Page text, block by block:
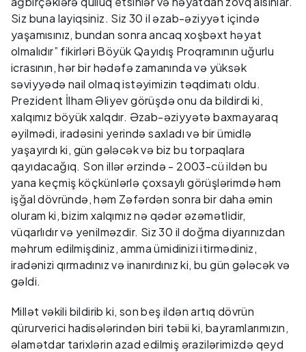
Siz buna layiqsiniz. Siz 30 il əzab-əziyyət içində
yaşamısınız, bundan sonra ancaq xoşbəxt həyat
olmalıdır” fikirləri Böyük Qayıdış Proqramının uğurlu
icrasının, hər bir hədəfə zamanında və yüksək
səviyyədə nail olmaq istəyimizin təqdimatı oldu.
Prezident İlham Əliyev görüşdə onu da bildirdi ki,
xalqımız böyük xalqdır. Əzab-əziyyətə baxmayaraq
əyilmədi, iradəsini yerində saxladı və bir ümidlə
yaşayırdı ki, gün gələcək və biz bu torpaqlara
qayıdacağıq. Son illər ərzində - 2003-cü ildən bu
yana keçmiş köçkünlərlə çoxsaylı görüşlərimdə həm
işğal dövründə, həm Zəfərdən sonra bir daha əmin
oluram ki, bizim xalqımız nə qədər əzəmətlidir,
vüqarlıdır və yenilməzdir. Siz 30 il doğma diyarınızdan
məhrum edilmişdiniz, amma ümidinizi itirmədiniz,
iradənizi qırmadınız və inanırdınız ki, bu gün gələcək və
gəldi.
Millət vəkili bildirib ki, son beş ildən artıq dövrün
qürurverici hadisələrindən biri təbii ki, bayramlarımızın,
əlamətdar tarixlərin azad edilmiş ərazilərimizdə qeyd